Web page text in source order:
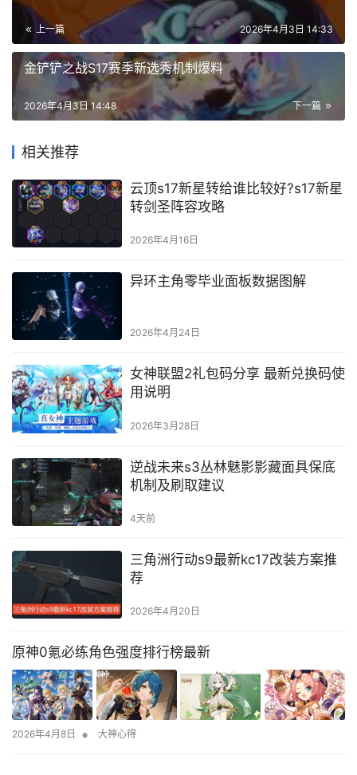
上一篇 2026年4月3日 14:33
金铲铲之战S17赛季新选秀机制爆料
下一篇
2026年4月3日 14:48
相关推荐
云顶s17新星转给谁比较好?s17新星
转剑圣阵容攻略
2026年4月16日
异环主角零毕业面板数据图解
2026年4月24日
女神联盟2礼包码分享 最新兑换码使
用说明
2026年3月28日
逆战未来s3丛林魅影影藏面具保底
机制及刷取建议
4天前
三角洲行动s9最新kc17改装方案推
荐
2026年4月20日
原神0氪必练角色强度排行榜最新
2026年4月8日 • 大神心得